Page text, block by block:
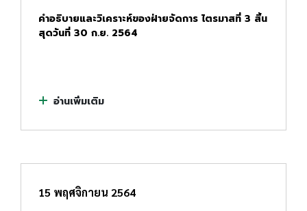
คำอธิบายและวิเคราะห์ของฝ่ายจัดการ ไตรมาสที่ 3 สิ้น
สุดวันที่ 30 ก.ย. 2564
อ่านเพิ่มเติม
15 พฤศจิกายน 2564